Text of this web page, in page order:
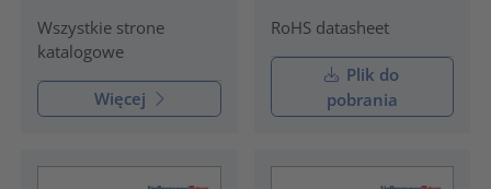
Wszystkie strone
katalogowe
Więcej
RoHS datasheet
Plik do
pobrania